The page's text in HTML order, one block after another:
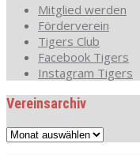
Mitglied werden
Förderverein
Tigers Club
Facebook Tigers
Instagram Tigers
Vereinsarchiv
Vereinsarchiv